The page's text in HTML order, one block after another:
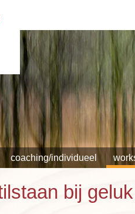
coaching/individueel
bij geluk